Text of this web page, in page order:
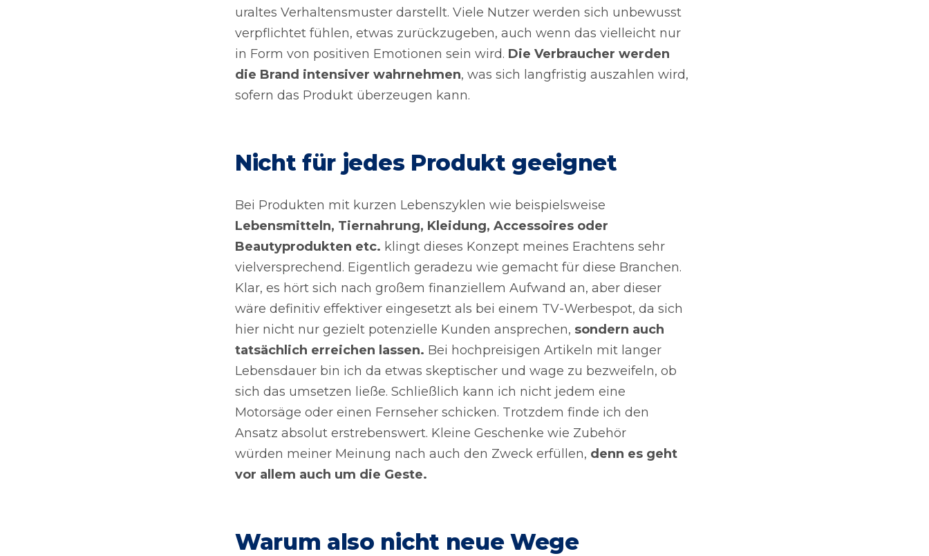
uraltes Verhaltensmuster darstellt. Viele Nutzer werden sich unbewusst
verpflichtet fühlen, etwas zurückzugeben, auch wenn das vielleicht nur
in Form von positiven Emotionen sein wird. Die Verbraucher werden
die Brand intensiver wahrnehmen, was sich langfristig auszahlen wird,
sofern das Produkt überzeugen kann.
Nicht für jedes Produkt geeignet
Bei Produkten mit kurzen Lebenszyklen wie beispielsweise
Lebensmitteln, Tiernahrung, Kleidung, Accessoires oder
Beautyprodukten etc. klingt dieses Konzept meines Erachtens sehr
vielversprechend. Eigentlich geradezu wie gemacht für diese Branchen.
Klar, es hört sich nach großem finanziellem Aufwand an, aber dieser
wäre definitiv effektiver eingesetzt als bei einem TV-Werbespot, da sich
hier nicht nur gezielt potenzielle Kunden ansprechen, sondern auch
tatsächlich erreichen lassen. Bei hochpreisigen Artikeln mit langer
Lebensdauer bin ich da etwas skeptischer und wage zu bezweifeln, ob
sich das umsetzen ließe. Schließlich kann ich nicht jedem eine
Motorsäge oder einen Fernseher schicken. Trotzdem finde ich den
Ansatz absolut erstrebenswert. Kleine Geschenke wie Zubehör
würden meiner Meinung nach auch den Zweck erfüllen, denn es geht
vor allem auch um die Geste.
Warum also nicht neue Wege